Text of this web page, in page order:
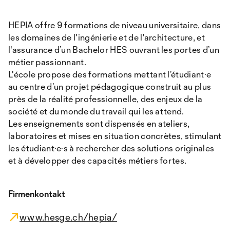
HEPIA offre 9 formations de niveau universitaire, dans
les domaines de l'ingénierie et de l'architecture, et
l'assurance d’un Bachelor HES ouvrant les portes d’un
métier passionnant.
L'école propose des formations mettant l’étudiant·e
au centre d’un projet pédagogique construit au plus
près de la réalité professionnelle, des enjeux de la
société et du monde du travail qui les attend.
Les enseignements sont dispensés en ateliers,
laboratoires et mises en situation concrètes, stimulant
les étudiant·e·s à rechercher des solutions originales
et à développer des capacités métiers fortes.
Firmenkontakt
www.hesge.ch/hepia/